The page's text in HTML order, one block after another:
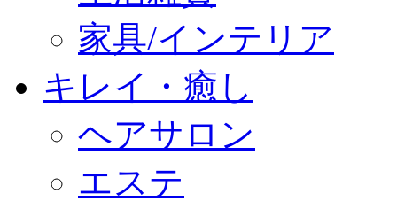
家具/インテリア
キレイ・癒し
ヘアサロン
エステ